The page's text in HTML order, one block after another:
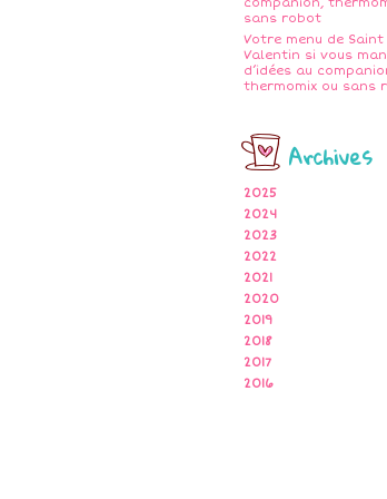
sans robot
Votre menu de Saint
Valentin si vous
d’idées au
thermomix ou sans
Archives
2025
2024
2023
2022
2021
2020
2019
2018
2017
2016